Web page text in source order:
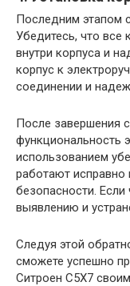
Последним этапом
Убедитесь, что
внутри корпуса и
корпус к
соединении и
После завершения
функциональность
использованием
работают исправно
безопасности. Если
выявлению и
Следуя этой
сможете успешно
Ситроен С5Х7